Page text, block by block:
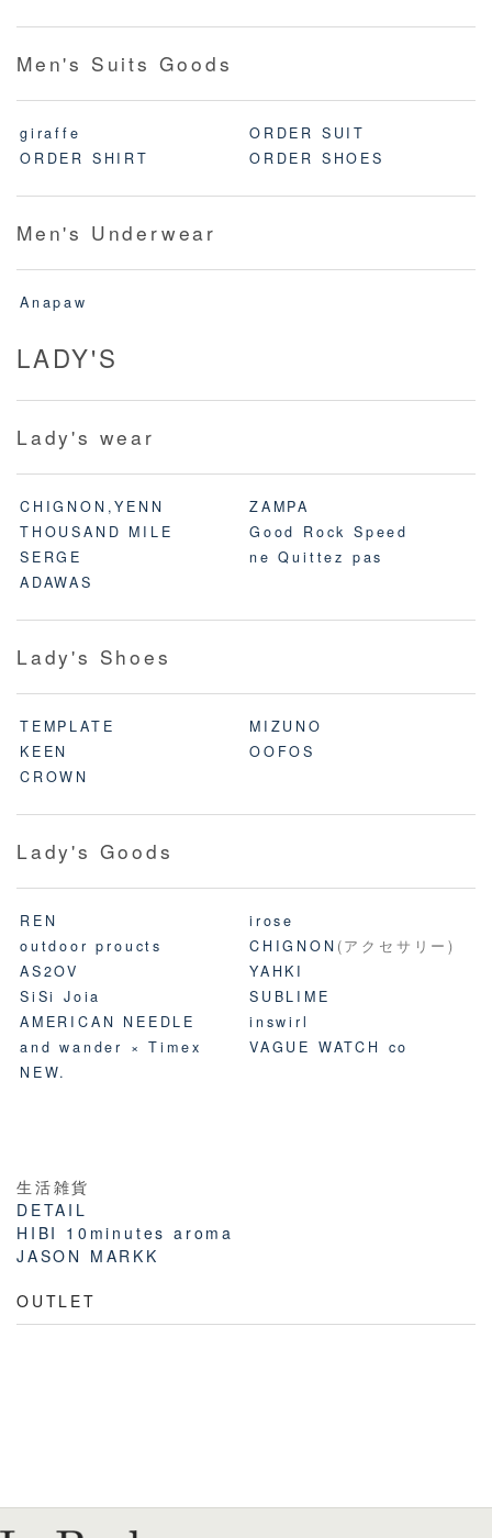
Men's Suits Goods
giraffe
ORDER SUIT
ORDER SHIRT
ORDER SHOES
Men's Underwear
Anapaw
LADY'S
Lady's wear
CHIGNON,YENN
ZAMPA
THOUSAND MILE
Good Rock Speed
SERGE
ne Quittez pas
ADAWAS
Lady's Shoes
TEMPLATE
MIZUNO
KEEN
OOFOS
CROWN
Lady's Goods
REN
irose
outdoor proucts
CHIGNON (アクセサリー)
AS2OV
YAHKI
SiSi Joia
SUBLIME
AMERICAN NEEDLE
inswirl
and wander × Timex
VAGUE WATCH co
NEW.
生活雑貨
DETAIL
HIBI 10minutes aroma
JASON MARKK
OUTLET